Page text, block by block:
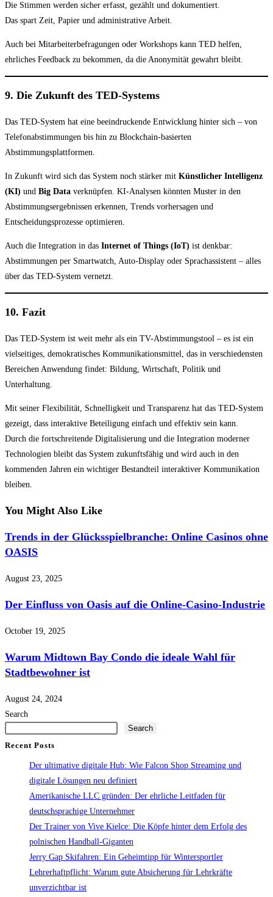
Die Stimmen werden sicher erfasst, gezählt und dokumentiert.
Das spart Zeit, Papier und administrative Arbeit.
Auch bei Mitarbeiterbefragungen oder Workshops kann TED helfen,
ehrliches Feedback zu bekommen, da die Anonymität gewahrt bleibt.
9. Die Zukunft des TED-Systems
Das TED-System hat eine beeindruckende Entwicklung hinter sich – von
Telefonabstimmungen bis hin zu Blockchain-basierten
Abstimmungsplattformen.
In Zukunft wird sich das System noch stärker mit Künstlicher Intelligenz
(KI) und Big Data verknüpfen. KI-Analysen könnten Muster in den
Abstimmungsergebnissen erkennen, Trends vorhersagen und
Entscheidungsprozesse optimieren.
Auch die Integration in das Internet of Things (IoT) ist denkbar:
Abstimmungen per Smartwatch, Auto-Display oder Sprachassistent – alles
über das TED-System vernetzt.
10. Fazit
Das TED-System ist weit mehr als ein TV-Abstimmungstool – es ist ein
vielseitiges, demokratisches Kommunikationsmittel, das in verschiedensten
Bereichen Anwendung findet: Bildung, Wirtschaft, Politik und
Unterhaltung.
Mit seiner Flexibilität, Schnelligkeit und Transparenz hat das TED-System
gezeigt, dass interaktive Beteiligung einfach und effektiv sein kann.
Durch die fortschreitende Digitalisierung und die Integration moderner
Technologien bleibt das System zukunftsfähig und wird auch in den
kommenden Jahren ein wichtiger Bestandteil interaktiver Kommunikation
bleiben.
You Might Also Like
Trends in der Glücksspielbranche: Online Casinos ohne
OASIS
August 23, 2025
Der Einfluss von Oasis auf die Online-Casino-Industrie
October 19, 2025
Warum Midtown Bay Condo die ideale Wahl für
Stadtbewohner ist
August 24, 2024
Search
Search
Recent Posts
Der ultimative digitale Hub: Wie Falcon Shop Streaming und
digitale Lösungen neu definiert
Amerikanische LLC gründen: Der ehrliche Leitfaden für
deutschsprachige Unternehmer
Der Trainer von Vive Kielce: Die Köpfe hinter dem Erfolg des
polnischen Handball-Giganten
Jerry Gap Skifahren: Ein Geheimtipp für Wintersportler
Lehrerhaftpflicht: Warum gute Absicherung für Lehrkräfte
unverzichtbar ist